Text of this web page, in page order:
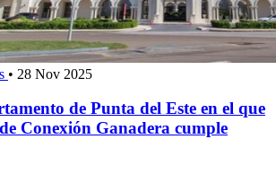
• 28 Nov 2025
de Punta del Este en el que
Conexión Ganadera cumple